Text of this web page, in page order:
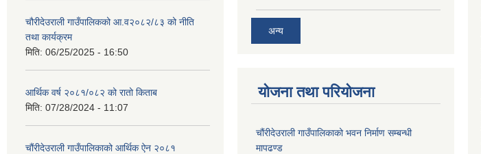
चौरीदेउराली गाउँपालिकको आ.व२०८२/८३ को नीति
तथा कार्यक्रम
मिति: 06/25/2025 - 16:50
आर्थिक वर्ष २०८१/०८२ को रातो किताब
मिति: 07/28/2024 - 11:07
चौंरीदेउराली गाउँपालिकाको आर्थिक ऐन २०८१
अन्य
योजना तथा परियोजना
चौंरीदेउराली गाउँपालिकाको भवन निर्माण सम्बन्धी
मापढण्ड